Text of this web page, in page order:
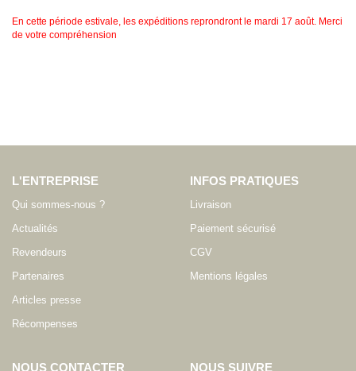
En cette période estivale, les expéditions reprondront le mardi 17 août. Merci
de votre compréhension
L'ENTREPRISE
Qui sommes-nous ?
Actualités
Revendeurs
Partenaires
Articles presse
Récompenses
INFOS PRATIQUES
Livraison
Paiement sécurisé
CGV
Mentions légales
NOUS CONTACTER NOUS SUIVRE